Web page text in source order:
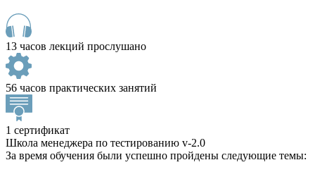
13 часов лекций прослушано
56 часов практических занятий
1 сертификат
Школа менеджера по тестированию v-2.0
За время обучения были успешно пройдены следующие темы: